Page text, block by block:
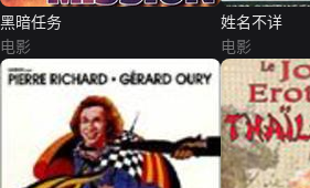
黑暗任务
电影
姓名不详
电影